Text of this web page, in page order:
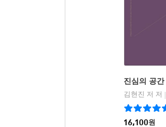
진심의 공간
김현진 저 저 |
16,100원